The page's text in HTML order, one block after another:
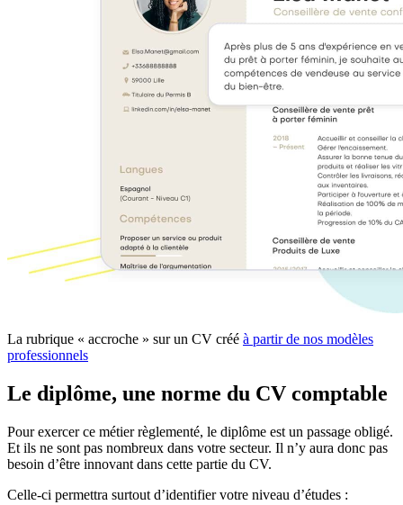
La rubrique « accroche » sur un CV créé à partir de nos modèles
professionnels
Le diplôme, une norme du CV comptable
Pour exercer ce métier règlementé, le diplôme est un passage obligé.
Et ils ne sont pas nombreux dans votre secteur. Il n’y aura donc pas
besoin d’être innovant dans cette partie du CV.
Celle-ci permettra surtout d’identifier votre niveau d’études :